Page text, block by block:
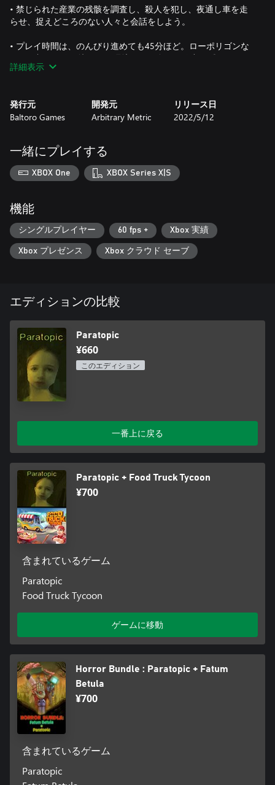
• 禁じられた産業の残骸を調査し、殺人を犯し、夜通し車を走
らせ、捉えどころのない人々と会話をしよう。
• プレイ時間は、のんびり進めても45分ほど。ローポリゴンな
がら細部まで作り込まれた環境には、多くの秘密が隠されてい
る。もちろんスピードランも可能。
ックが、繊細で躍動感あふれるサウンドスケープを演出。1990
年代の Unreal Engine のサウンドトラックのように、グリッチ
た、現代的で懐古的な作調。
レビュー
心の片隅に残って消えないゲームだ。何か心地よい違和感があ
る。ローポリ・ホラー・イメージ的な悪夢は、見せこそする
が、一切語らないのである。”
Destructoid
じて糊口を凌いでいる。”
“『Paratopic』は短編の一人称ホラーゲームだ。『Thirty Flights
Of Loving』のアイディアを参考にしながら、どこか恐ろしい場
所に連れて行き、路地や無名のドアを通って、我々と少し似て
いるが、ただ正しくない世界に連れて行くというものです。”
Rock, Paper, Shotgun
Independent Games Festival
Excellence in Visual Art Honorable Mention
Independent Games Festival
The Best PC Games of 2018 So Far
Rock, Paper, Shotgun
AVClub
The 10 Best Video Game Soundtracks of 2018
FACT mag
Best Horror Games of 2018
Bloody Disgusting
詳細表示
発行元
Baltoro Games
開発元
Arbitrary Metric
リリース日
2022/5/12
一緒にプレイする
XBOX One XBOX Series X|S
機能
シングルプレイヤー 60 fps + Xbox 実績
Xbox プレゼンス Xbox クラウド セーブ
エディションの比較
Paratopic
¥660
このエディション
一番上に戻る
Paratopic + Food Truck Tycoon
¥700
含まれているゲーム
Paratopic
Food Truck Tycoon
ゲームに移動
Horror Bundle : Paratopic + Fatum
Betula
¥700
含まれているゲーム
Paratopic